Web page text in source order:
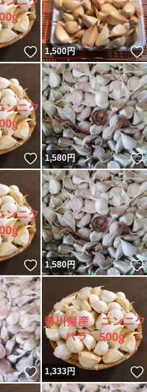
いいね！
1,500円
いいね！
1,580円
いいね！
1,580円
いいね！
1,333円